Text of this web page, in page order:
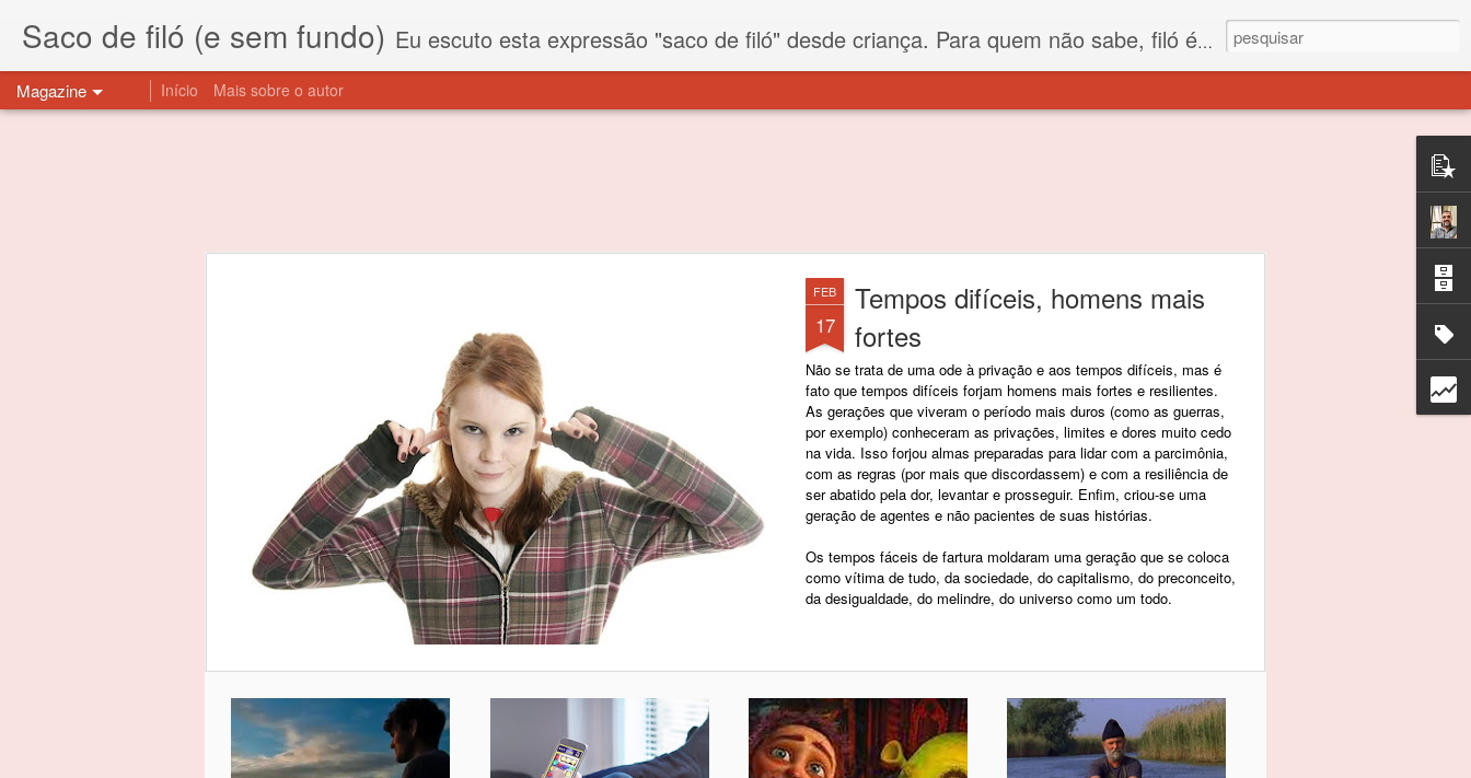
Saco de filó (e sem fundo) Eu escuto esta expressão "saco de filó" desde criança. Para quem não sabe, filó é um tecido todo furadinho e permite que um saco feito com ele, mesmo que muito exposto ao ar soprado para dentro, nunca vai se encher. Aí está o propósito deste nome... Para viver em sociedade tem que ter saco de filó.
Magazine Início Mais sobre o autor
FEB
17
Tempos difíceis, homens mais
fortes
Não se trata de uma ode à privação e aos tempos difíceis, mas é
fato que tempos difíceis forjam homens mais fortes e resilientes.
As gerações que viveram o período mais duros (como as guerras,
por exemplo) conheceram as privações, limites e dores muito cedo
na vida. Isso forjou almas preparadas para lidar com a parcimônia,
com as regras (por mais que discordassem) e com a resiliência de
ser abatido pela dor, levantar e prosseguir. Enfim, criou-se uma
geração de agentes e não pacientes de suas histórias.
Os tempos fáceis de fartura moldaram uma geração que se coloca
como vítima de tudo, da sociedade, do capitalismo, do preconceito,
da desigualdade, do melindre, do universo como um todo.